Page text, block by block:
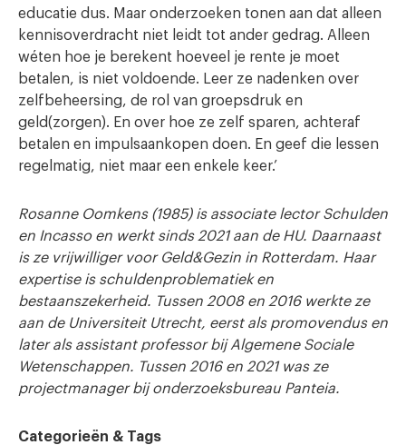
educatie dus. Maar onderzoeken tonen aan dat alleen
kennisoverdracht niet leidt tot ander gedrag. Alleen
wéten hoe je berekent hoeveel je rente je moet
betalen, is niet voldoende. Leer ze nadenken over
zelfbeheersing, de rol van groepsdruk en
geld(zorgen). En over hoe ze zelf sparen, achteraf
betalen en impulsaankopen doen. En geef die lessen
regelmatig, niet maar een enkele keer.’
Rosanne Oomkens (1985) is associate lector Schulden
en Incasso en werkt sinds 2021 aan de HU. Daarnaast
is ze vrijwilliger voor Geld&Gezin in Rotterdam. Haar
expertise is schuldenproblematiek en
bestaanszekerheid. Tussen 2008 en 2016 werkte ze
aan de Universiteit Utrecht, eerst als promovendus en
later als assistant professor bij Algemene Sociale
Wetenschappen. Tussen 2016 en 2021 was ze
projectmanager bij onderzoeksbureau Panteia.
Categorieën & Tags